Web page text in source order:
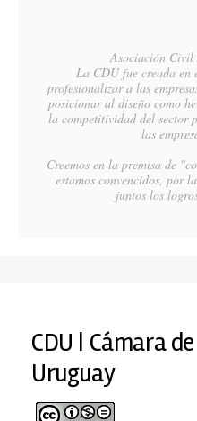
Asociación Civil
La CDU fue creada en
profesionalizar a las
posicionar al diseño como
la competitividad del sector
las
Creemos en la premisa de
estamos convencidos, por
juntos los
CDU | Cámara
Uruguay